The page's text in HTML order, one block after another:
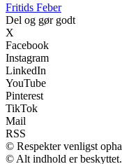
Fritids Feber
Del og gør godt
X
Facebook
Instagram
LinkedIn
YouTube
Pinterest
TikTok
Mail
RSS
© Respekter venligst
© Alt indhold er